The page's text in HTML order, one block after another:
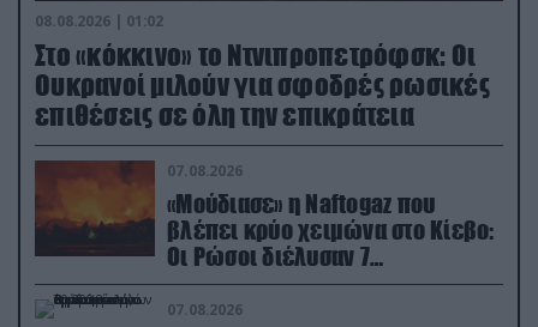
08.08.2026 | 01:02
Στο «κόκκινο» το Ντνιπροπετρόφσκ: Οι
Ουκρανοί μιλούν για σφοδρές ρωσικές
επιθέσεις σε όλη την επικράτεια
07.08.2026
«Μούδιασε» η Naftogaz που
βλέπει κρύο χειμώνα στο Κίεβο:
Οι Ρώσοι διέλυσαν 7
εγκαταστάσεις του ουκρανικού
κολοσσού!
07.08.2026